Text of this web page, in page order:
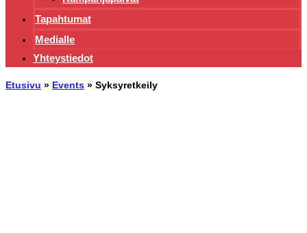
Tapahtumat
Medialle
Yhteystiedot
Etusivu » Events » Syksyretkeily